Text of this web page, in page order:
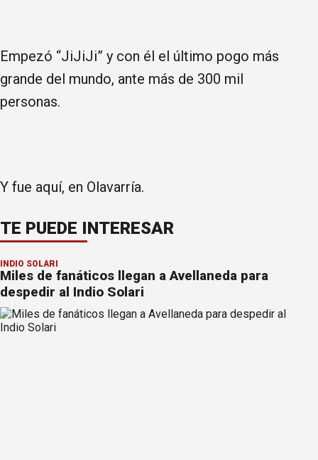
Empezó “JiJiJi” y con él el último pogo más
grande del mundo, ante más de 300 mil
personas.
Y fue aquí, en Olavarría.
TE PUEDE INTERESAR
INDIO SOLARI
Miles de fanáticos llegan a Avellaneda para
despedir al Indio Solari